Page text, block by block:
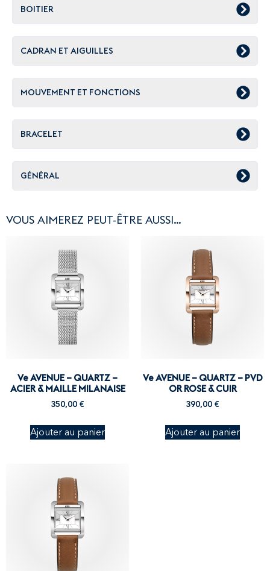
BOITIER
CADRAN ET AIGUILLES
MOUVEMENT ET FONCTIONS
BRACELET
GÉNÉRAL
VOUS AIMEREZ PEUT-ÊTRE AUSSI…
Ve AVENUE – QUARTZ –
ACIER & MAILLE MILANAISE
350,00 €
Ajouter au panier
Ve AVENUE – QUARTZ – PVD
OR ROSE & CUIR
390,00 €
Ajouter au panier